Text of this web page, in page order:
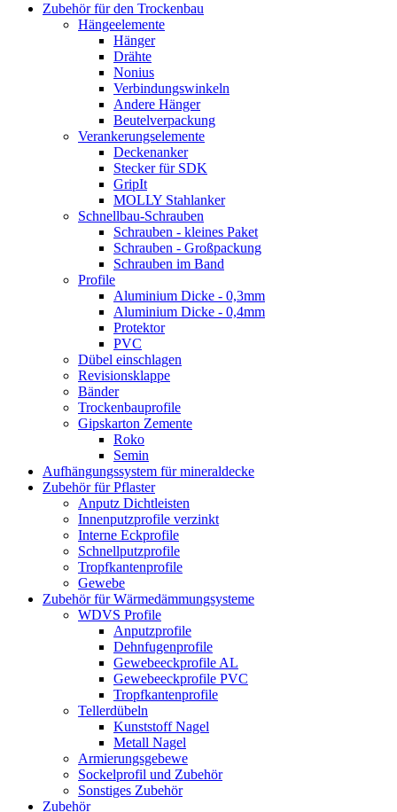
Zubehör für den Trockenbau
Hängeelemente
Hänger
Drähte
Nonius
Verbindungswinkeln
Andere Hänger
Beutelverpackung
Verankerungselemente
Deckenanker
Stecker für SDK
GripIt
MOLLY Stahlanker
Schnellbau-Schrauben
Schrauben - kleines Paket
Schrauben - Großpackung
Schrauben im Band
Profile
Aluminium Dicke - 0,3mm
Aluminium Dicke - 0,4mm
Protektor
PVC
Dübel einschlagen
Revisionsklappe
Bänder
Trockenbauprofile
Gipskarton Zemente
Roko
Semin
Aufhängungssystem für mineraldecke
Zubehör für Pflaster
Anputz Dichtleisten
Innenputzprofile verzinkt
Interne Eckprofile
Schnellputzprofile
Tropfkantenprofile
Gewebe
Zubehör für Wärmedämmungsysteme
WDVS Profile
Anputzprofile
Dehnfugenprofile
Gewebeeckprofile AL
Gewebeeckprofile PVC
Tropfkantenprofile
Tellerdübeln
Kunststoff Nagel
Metall Nagel
Armierungsgebewe
Sockelprofil und Zubehör
Sonstiges Zubehör
Zubehör